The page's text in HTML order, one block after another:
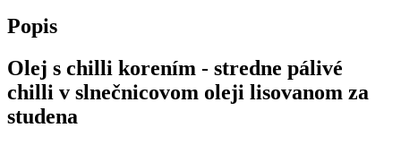
Popis
Olej s chilli korením - stredne pálivé
chilli v slnečnicovom oleji lisovanom za
studena